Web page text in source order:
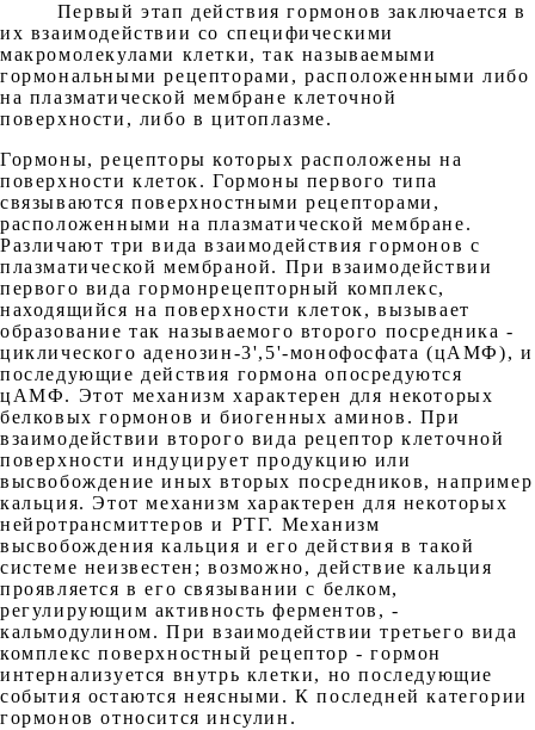
Первый этап действия гормонов заключается в
их взаимодействии со специфическими
макромолекулами клетки, так называемыми
гормональными рецепторами, расположенными либо
на плазматической мембране клеточной
поверхности, либо в цитоплазме.
Гормоны, рецепторы которых расположены на
поверхности клеток. Гормоны первого типа
связываются поверхностными рецепторами,
расположенными на плазматической мембране.
Различают три вида взаимодействия гормонов с
плазматической мембраной. При взаимодействии
первого вида гормонрецепторный комплекс,
находящийся на поверхности клеток, вызывает
образование так называемого второго посредника -
циклического аденозин-3',5'-монофосфата (цАМФ), и
последующие действия гормона опосредуются
цАМФ. Этот механизм характерен для некоторых
белковых гормонов и биогенных аминов. При
взаимодействии второго вида рецептор клеточной
поверхности индуцирует продукцию или
высвобождение иных вторых посредников, например
кальция. Этот механизм характерен для некоторых
нейротрансмиттеров и РТГ. Механизм
высвобождения кальция и его действия в такой
системе неизвестен; возможно, действие кальция
проявляется в его связывании с белком,
регулирующим активность ферментов, -
кальмодулином. При взаимодействии третьего вида
комплекс поверхностный рецептор - гормон
интернализуется внутрь клетки, но последующие
события остаются неясными. К последней категории
гормонов относится инсулин.